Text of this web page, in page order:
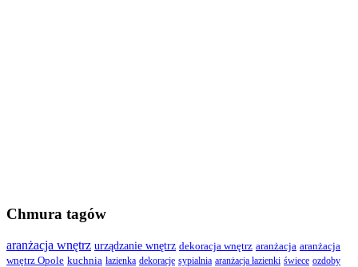
Chmura tagów
aranżacja wnętrz urządzanie wnętrz dekoracja wnętrz aranżacja aranżacja
wnętrz Opole kuchnia łazienka dekoracje sypialnia aranżacja łazienki świece ozdoby